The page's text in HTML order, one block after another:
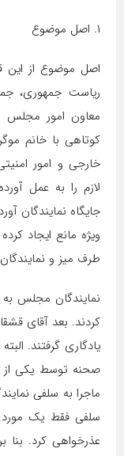
۱. اصل موضوع
اصل موضوع از این
ریاست جمهوری،
معاون امور مجلس
کوتاهی با خانم
خارجی و امور
لازم را به عمل
جایگاه نمایندگان
ویژه مانع ایجاد
طرف میز و
نمایندگان مجلس
کردند. بعد آقای
یادگاری گرفتند.
صحنه توسط یکی از
ماجرا به سلفی
سلفی فقط یک مورد
عذرخواهی کرد.